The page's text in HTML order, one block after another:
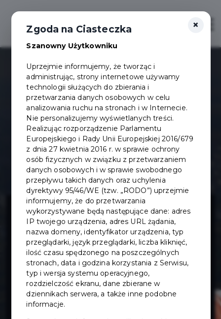
Rewitalizacja
budynku przy
ul. Wojska
Polskiego 44
×
Zgoda na Ciasteczka
Szanowny Użytkowniku
Uprzejmie informujemy, że tworząc i
administrując, strony internetowe używamy
technologii służących do zbierania i
przetwarzania danych osobowych w celu
analizowania ruchu na stronach i w Internecie.
Nie personalizujemy wyświetlanych treści.
Realizując rozporządzenie Parlamentu
Europejskiego i Rady Unii Europejskiej 2016/679
z dnia 27 kwietnia 2016 r. w sprawie ochrony
osób fizycznych w związku z przetwarzaniem
danych osobowych i w sprawie swobodnego
przepływu takich danych oraz uchylenia
dyrektywy 95/46/WE (tzw. „RODO”) uprzejmie
informujemy, że do przetwarzania
wykorzystywane będą następujące dane: adres
IP twojego urządzenia, adres URL żądania,
nazwa domeny, identyfikator urządzenia, typ
przeglądarki, język przeglądarki, liczba kliknięć,
ilość czasu spędzonego na poszczególnych
stronach, data i godzina korzystania z Serwisu,
typ i wersja systemu operacyjnego,
rozdzielczość ekranu, dane zbierane w
dziennikach serwera, a także inne podobne
informacje.